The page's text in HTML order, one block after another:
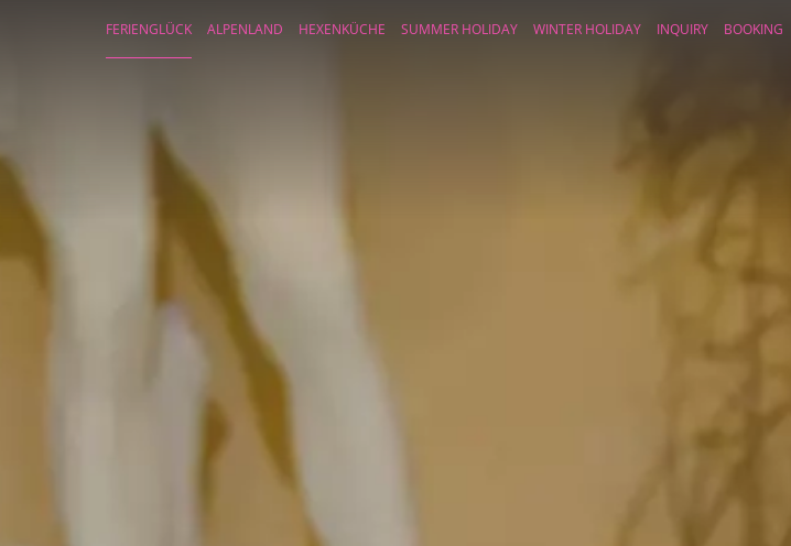
FERIENGLÜCK ALPENLAND HEXENKÜCHE SUMMER HOLIDAY WINTER HOLIDAY INQUIRY BOOKING